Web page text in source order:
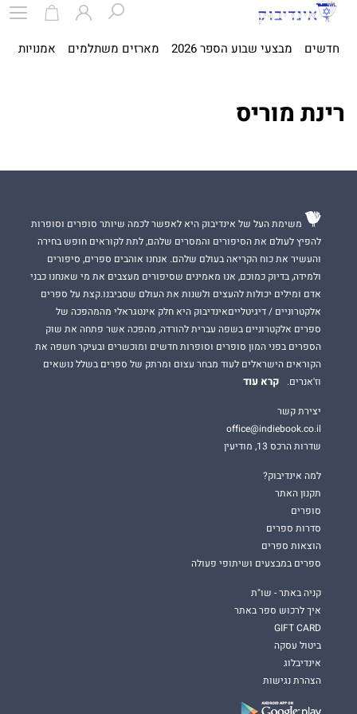
חדשים מבצעי שבוע הספר 2026 מארזים משתלמים אמנויות
רינת מוריס
משימת העל של אינדיבוק היא לאפשר לכמה שיותר סופרים וסופרות
להפיץ לעולם את הסיפורים והמסרים שלהם, לתת לקוראים חופש בחירה
והעשיר את כוח הקריאה בעולם שלהם. אנחנו אוהבים ספרים, סיפורים
ולמידה, בדיוק כמוכם, אנו מאמינים שסיפורים מעצבים את מי שאנחנו כבני
אדם ומילים יכולות להעצים ולשנות את העולם שסביבנו.קצת על ספרים
אלקטרוניים / דיגיטלייםאינדיבוק היא חלק אינטגראלי מהמהפכה של
ספרים אלקטרוניים בשפה עברית להורדה, מהפכה אשר פתחה את שוק
הספרים בפני המון סופרים וסופרות חדשים ומוכשרים ובעיקר חשפה את
הקוראים הישראלים לעוד מבחר עצום ומרתק של ספרים בשלל נושאים
וז'אנרים.
קרא עוד
יצירת קשר
office@indiebook.co.il
שדרות הרכס 13, מודיעין
למה אינדיבוק?
תקנון האתר
סופרים
סדרות ספרים
הוצאות ספרים
ספרים במבצעים ושיתופי פעולה
קניה באתר - שו"ת
איך לרכוש ספר באתר
GIFT CARD
ביטול עסקה
אינדיבלוג
הצהרת נגישות